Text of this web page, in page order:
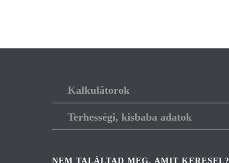
Kalkulátorok
Terhességi, kisbaba adatok
NEM TALÁLTAD MEG, AMIT KERESEL?